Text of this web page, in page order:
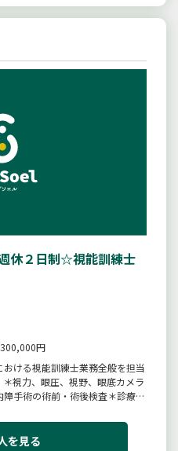
休２日制☆視能訓練士
円
ける視能訓練士業務全般を担当
＊視力、眼圧、視野、眼底カメラ
手術の術前・術後検査＊診療補
清掃など☆総合病院で約１０年
院長のもと、日帰り白内障手術を
を見る